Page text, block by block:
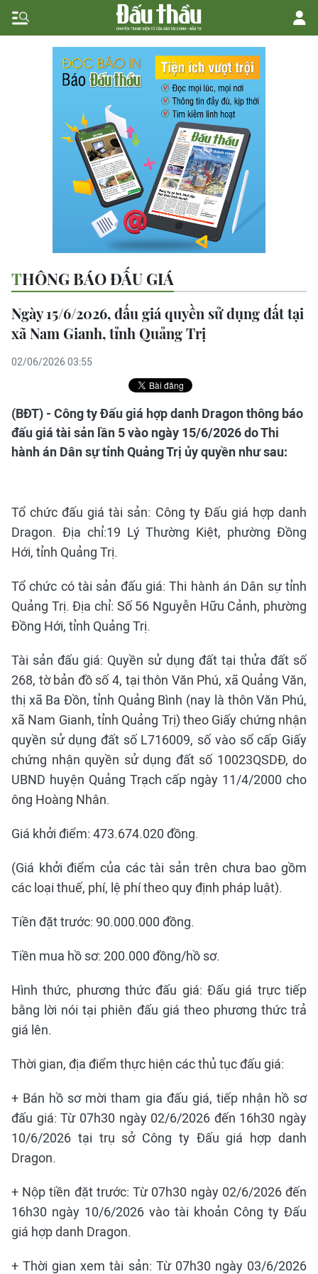
THÔNG BÁO ĐẤU GIÁ
Ngày 15/6/2026, đấu giá quyền sử dụng đất tại
xã Nam Gianh, tỉnh Quảng Trị
02/06/2026 03:55
(BĐT) - Công ty Đấu giá hợp danh Dragon thông báo
đấu giá tài sản lần 5 vào ngày 15/6/2026 do Thi
hành án Dân sự tỉnh Quảng Trị ủy quyền như sau:
Tổ chức đấu giá tài sản: Công ty Đấu giá hợp danh
Dragon. Địa chỉ:19 Lý Thường Kiệt, phường Đồng
Hới, tỉnh Quảng Trị.
Tổ chức có tài sản đấu giá: Thi hành án Dân sự tỉnh
Quảng Trị. Địa chỉ: Số 56 Nguyễn Hữu Cảnh, phường
Đồng Hới, tỉnh Quảng Trị.
Tài sản đấu giá: Quyền sử dụng đất tại thửa đất số
268, tờ bản đồ số 4, tại thôn Văn Phú, xã Quảng Văn,
thị xã Ba Đồn, tỉnh Quảng Bình (nay là thôn Văn Phú,
xã Nam Gianh, tỉnh Quảng Trị) theo Giấy chứng nhận
quyền sử dụng đất số L716009, số vào sổ cấp Giấy
chứng nhận quyền sử dụng đất số 10023QSDĐ, do
UBND huyện Quảng Trạch cấp ngày 11/4/2000 cho
ông Hoàng Nhân.
Giá khởi điểm: 473.674.020 đồng.
(Giá khởi điểm của các tài sản trên chưa bao gồm
các loại thuế, phí, lệ phí theo quy định pháp luật).
Tiền đặt trước: 90.000.000 đồng.
Tiền mua hồ sơ: 200.000 đồng/hồ sơ.
Hình thức, phương thức đấu giá: Đấu giá trực tiếp
bằng lời nói tại phiên đấu giá theo phương thức trả
giá lên.
Thời gian, địa điểm thực hiện các thủ tục đấu giá:
+ Bán hồ sơ mời tham gia đấu giá, tiếp nhận hồ sơ
đấu giá: Từ 07h30 ngày 02/6/2026 đến 16h30 ngày
10/6/2026 tại trụ sở Công ty Đấu giá hợp danh
Dragon.
+ Nộp tiền đặt trước: Từ 07h30 ngày 02/6/2026 đến
16h30 ngày 10/6/2026 vào tài khoản Công ty Đấu
giá hợp danh Dragon.
+ Thời gian xem tài sản: Từ 07h30 ngày 03/6/2026